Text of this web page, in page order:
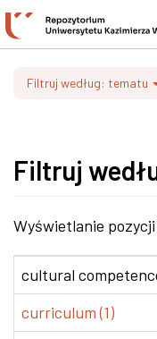
Filtruj według: tematu
Filtruj
Wyświetlanie pozycji
cultural
curriculum (1)